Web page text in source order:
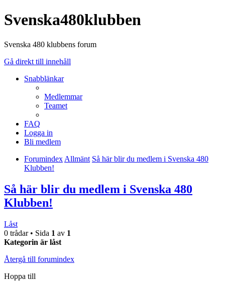
Svenska480klubben
Svenska 480 klubbens forum
Gå direkt till innehåll
Snabblänkar
Medlemmar
Teamet
FAQ
Logga in
Bli medlem
Forumindex Allmänt Så här blir du medlem i Svenska 480
Klubben!
Så här blir du medlem i Svenska 480
Klubben!
Låst
0 trådar • Sida 1 av 1
Kategorin är låst
Återgå till forumindex
Hoppa till